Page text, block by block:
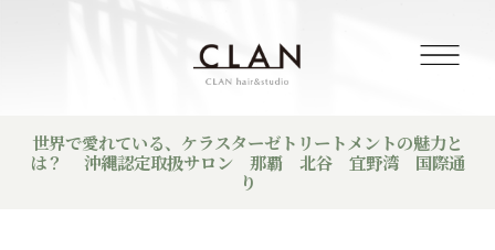
世界で愛れている、ケラスターゼトリートメントの魅力と
は？ 沖縄認定取扱サロン 那覇 北谷 宜野湾 国際通
り